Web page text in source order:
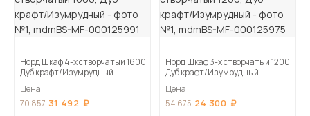
Норд Шкаф 4-х створчатый 1600,
Дуб крафт/Изумрудный
Цена
70 857 31 492
Норд Шкаф 3-х створчатый 1200,
Дуб крафт/Изумрудный
Цена
54 675 24 300